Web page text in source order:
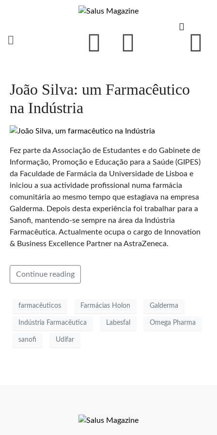
João Silva: um Farmacêutico
na Indústria
Fez parte da Associação de Estudantes e do Gabinete de
Informação, Promoção e Educação para a Saúde (GIPES)
da Faculdade de Farmácia da Universidade de Lisboa e
iniciou a sua actividade profissional numa farmácia
comunitária ao mesmo tempo que estagiava na empresa
Galderma. Depois desta experiência foi trabalhar para a
Sanofi, mantendo-se sempre na área da Indústria
Farmacêutica. Actualmente ocupa o cargo de Innovation
& Business Excellence Partner na AstraZeneca.
Continue reading
farmacêuticos Farmácias Holon Galderma
Indústria Farmacêutica Labesfal Omega Pharma
sanofi Udifar